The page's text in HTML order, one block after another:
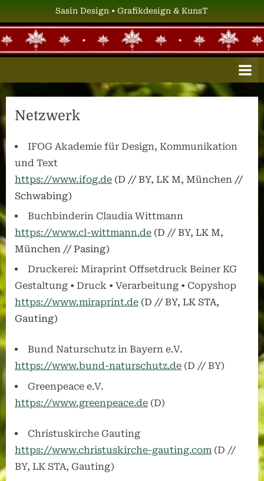
to
content
Sasin Design • Grafikdesign & KunsT
S
S
D
S
G
N
Grafikdesign
&
Netzwerk
IFOG Akademie für Design, Kommunikation
und Text
https://www.ifog.de (D // BY, LK M, München //
Schwabing)
Buchbinderin Claudia Wittmann
https://www.cl-wittmann.de (D // BY, LK M,
München // Pasing)
Druckerei: Miraprint Offsetdruck Beiner KG
Gestaltung • Druck • Verarbeitung • Copyshop
https://www.miraprint.de (D // BY, LK STA,
Gauting)
Bund Naturschutz in Bayern e.V.
https://www.bund-naturschutz.de (D // BY)
Greenpeace e.V.
https://www.greenpeace.de (D)
Christuskirche Gauting
https://www.christuskirche-gauting.com (D //
BY, LK STA, Gauting)